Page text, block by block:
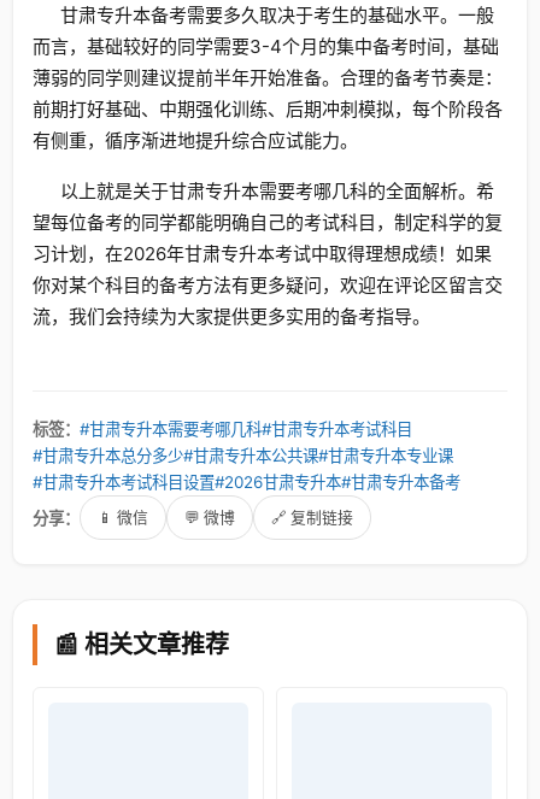
甘肃专升本备考需要多久取决于考生的基础水平。一般
而言，基础较好的同学需要3-4个月的集中备考时间，基础
薄弱的同学则建议提前半年开始准备。合理的备考节奏是：
前期打好基础、中期强化训练、后期冲刺模拟，每个阶段各
有侧重，循序渐进地提升综合应试能力。
以上就是关于甘肃专升本需要考哪几科的全面解析。希
望每位备考的同学都能明确自己的考试科目，制定科学的复
习计划，在2026年甘肃专升本考试中取得理想成绩！如果
你对某个科目的备考方法有更多疑问，欢迎在评论区留言交
流，我们会持续为大家提供更多实用的备考指导。
标签： #甘肃专升本需要考哪几科#甘肃专升本考试科目
#甘肃专升本总分多少#甘肃专升本公共课#甘肃专升本专业课
#甘肃专升本考试科目设置#2026甘肃专升本#甘肃专升本备考
分享：
📱 微信 💬 微博 🔗 复制链接
📰 相关文章推荐